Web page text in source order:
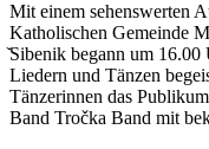
Mit einem sehenswerten
Katholischen Gemeinde
̌Sibenik begann um
Liedern und Tänzen
Tänzerinnen das
Band Tročka Band mit